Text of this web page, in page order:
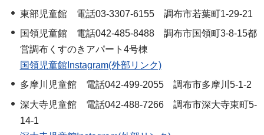
東部児童館 電話03-3307-6155 調布市若葉町1-29-21
国領児童館 電話042-485-8488 調布市国領町3-8-15都
営調布くすのきアパート4号棟
国領児童館Instagram(外部リンク)
多摩川児童館 電話042-499-2055 調布市多摩川5-1-2
深大寺児童館 電話042-488-7266 調布市深大寺東町5-
14-1